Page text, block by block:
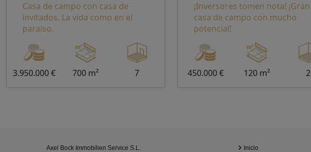
Casa de campo con casa de
invitados. La vida como en el
paraíso.
3.950.000 € 700 m² 7
¡Inversores tomen nota! ¡Gran
casa de campo con mucho
potencial!
450.000 € 120 m² 2
Axel Bock Immobilien Service S.L. Inicio